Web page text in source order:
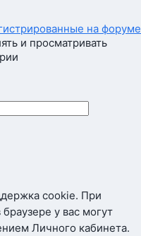
на форуме
и просматривать
cookie. При
у вас могут
Личного кабинета.